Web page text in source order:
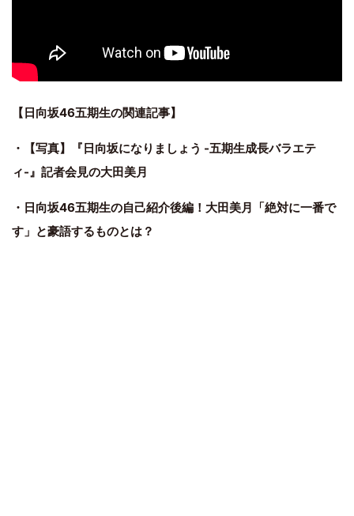
【日向坂46五期生の関連記事】
・【写真】『日向坂になりましょう -五期生成長バラエテ
ィ-』記者会見の大田美月
・日向坂46五期生の自己紹介後編！大田美月「絶対に一番で
す」と豪語するものとは？